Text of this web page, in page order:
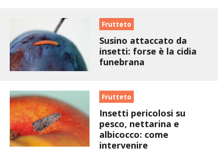
SCONTI NOVEMBRE
COMPO
ZAPI GARDEN
BENZA
Frutteto
Susino attaccato da
insetti: forse è la cidia
funebrana
Frutteto
Insetti pericolosi su
pesco, nettarina e
albicocco: come
intervenire